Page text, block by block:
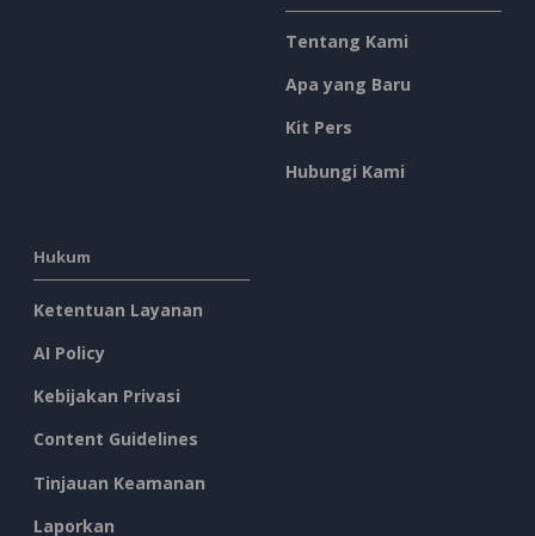
Tentang Kami
Apa yang Baru
Kit Pers
Hubungi Kami
Hukum
Ketentuan Layanan
AI Policy
Kebijakan Privasi
Content Guidelines
Tinjauan Keamanan
Laporkan